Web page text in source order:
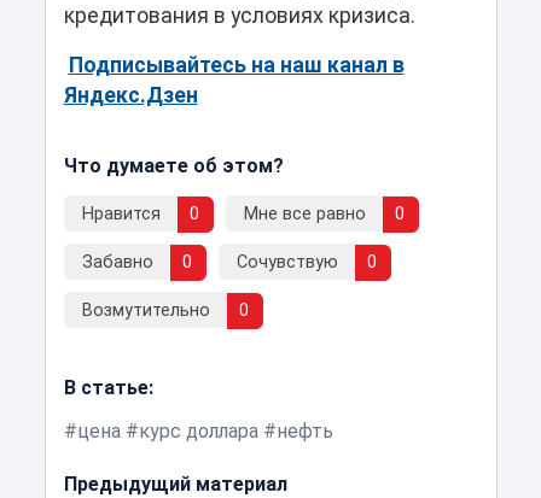
кредитования в условиях кризиса.
Подписывайтесь на наш канал в
Яндекс.Дзен
Что думаете об этом?
Нравится 0 Мне все равно 0
Забавно 0 Сочувствую 0
Возмутительно 0
В статье:
цена
курс доллара нефть
Предыдущий материал